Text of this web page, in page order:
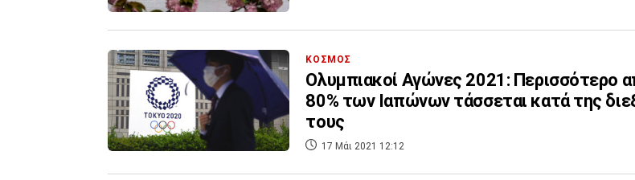
ΚΟΣΜΟΣ
Ολυμπιακοί Αγώνες 2021: Περισσότερο
80% των Ιαπώνων τάσσεται κατά της
τους
17 Μάι 2021 12:12